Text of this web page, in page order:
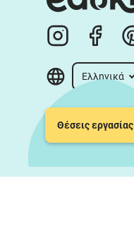
Ελληνικά
Θέσεις εργασίας